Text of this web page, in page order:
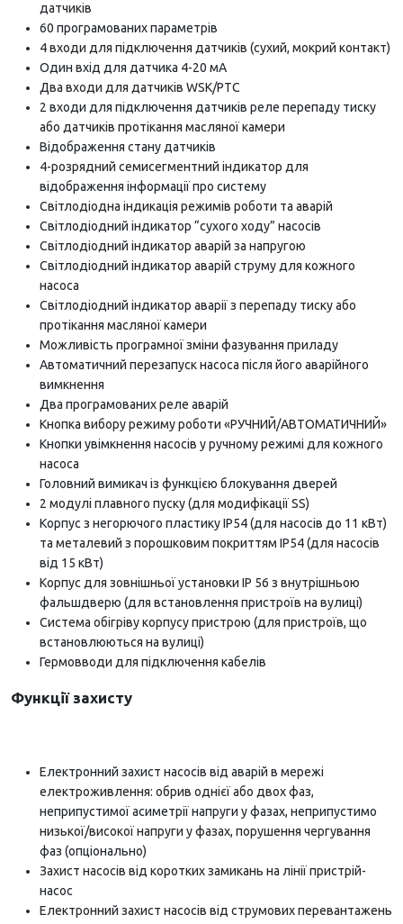
датчиків
60 програмованих параметрів
4 входи для підключення датчиків (сухий, мокрий контакт)
Один вхід для датчика 4-20 мА
Два входи для датчиків WSK/PTC
2 входи для підключення датчиків реле перепаду тиску
або датчиків протікання масляної камери
Відображення стану датчиків
4-розрядний семисегментний індикатор для
відображення інформації про систему
Світлодіодна індикація режимів роботи та аварій
Світлодіодний індикатор “сухого ходу” насосів
Світлодіодний індикатор аварій за напругою
Світлодіодний індикатор аварій струму для кожного
насоса
Світлодіодний індикатор аварії з перепаду тиску або
протікання масляної камери
Можливість програмної зміни фазування приладу
Автоматичний перезапуск насоса після його аварійного
вимкнення
Два програмованих реле аварій
Кнопка вибору режиму роботи «РУЧНИЙ/АВТОМАТИЧНИЙ»
Кнопки увімкнення насосів у ручному режимі для кожного
насоса
Головний вимикач із функцією блокування дверей
2 модулі плавного пуску (для модифікації SS)
Корпус з негорючого пластику IP54 (для насосів до 11 кВт)
та металевий з порошковим покриттям IP54 (для насосів
від 15 кВт)
Корпус для зовнішньої установки IP 56 з внутрішньою
фальшдверю (для встановлення пристроїв на вулиці)
Система обігріву корпусу пристрою (для пристроїв, що
встановлюються на вулиці)
Гермовводи для підключення кабелів
Функції захисту
Електронний захист насосів від аварій в мережі
електроживлення: обрив однієї або двох фаз,
неприпустимої асиметрії напруги у фазах, неприпустимо
низької/високої напруги у фазах, порушення чергування
фаз (опціонально)
Захист насосів від коротких замикань на лінії пристрій-
насос
Електронний захист насосів від струмових перевантажень